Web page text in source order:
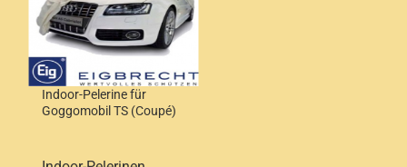
Indoor-Pelerine für
Goggomobil TS (Coupé)